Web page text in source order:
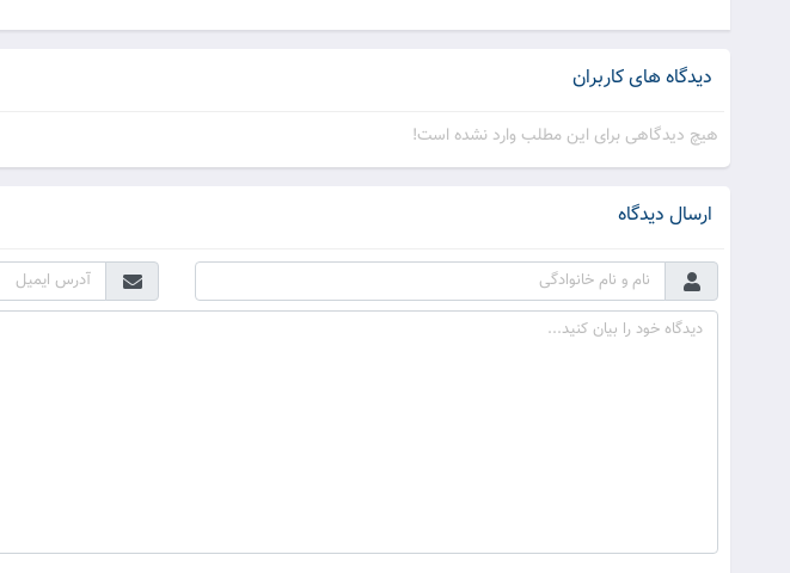
دیدگاه های کاربران
هیچ دیدگاهی برای این مطلب وارد نشده است!
ارسال دیدگاه